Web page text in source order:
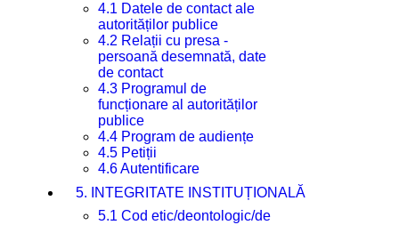
4.1 Datele de contact ale
autorităților publice
4.2 Relații cu presa -
persoană desemnată, date
de contact
4.3 Programul de
funcționare al autorităților
publice
4.4 Program de audiențe
4.5 Petiții
4.6 Autentificare
5. INTEGRITATE INSTITUȚIONALĂ
5.1 Cod etic/deontologic/de